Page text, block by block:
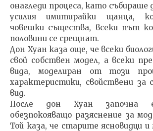
онагледи процеса, като събираше
усилия имитирайки щанца,
човешки съ­щества, всеки път
половини се срещнат.
Дон Хуан каза още, че всеки
свой собствен модел, а всеки
вида, моделиран от този
характеристики, свойствени за
вид.
После дон Хуан започна
обезпокоява­що разяснение за
Той каза, че стари­те ясновидци